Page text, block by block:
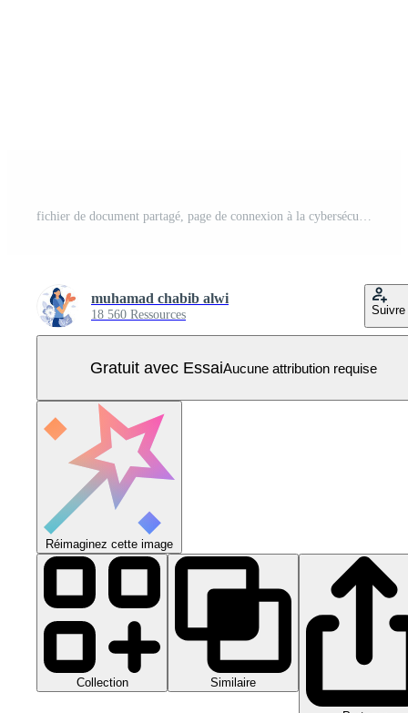
fichier de document partagé, page de connexion à la cybersécurité, accès aux dossiers publics, édition en ligne, connexion utilisateur sécurisée, sécurité sur le Web utilisation sécurisée des logiciels et protection des données personnelles, Vecteur Pro
muhamad chabib alwi
18 560 Ressources Suivre
Gratuit avec EssaiAucune attribution requise
Réimaginez cette image
Collection Similaire